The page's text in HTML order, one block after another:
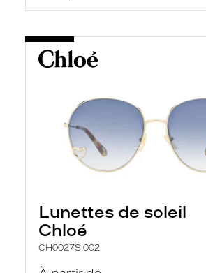
Lunettes de soleil
Chloé
CH0027S 002